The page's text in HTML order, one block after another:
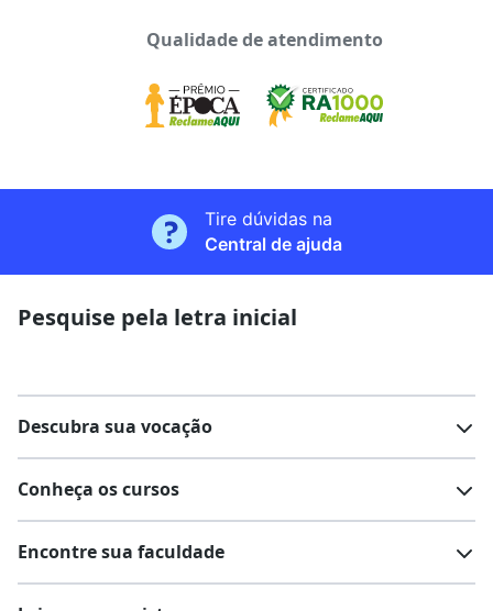
Qualidade de atendimento
Tire dúvidas na
Central de ajuda
Pesquise pela letra inicial
Descubra sua vocação
Conheça os cursos
Encontre sua faculdade